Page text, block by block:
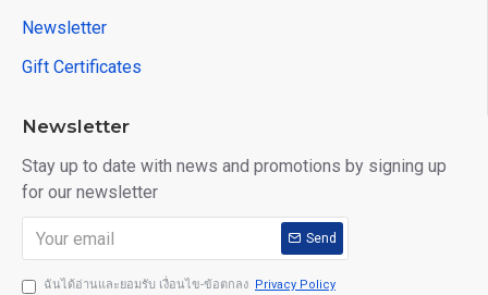
Newsletter
Gift Certificates
Newsletter
Stay up to date with news and promotions by signing up
for our newsletter
Send
ฉันได้อ่านและยอมรับ เงื่อนไข-ข้อตกลง Privacy Policy